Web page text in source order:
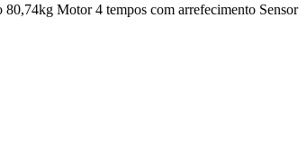
Motor 4 tempos com arrefecimento Sensor